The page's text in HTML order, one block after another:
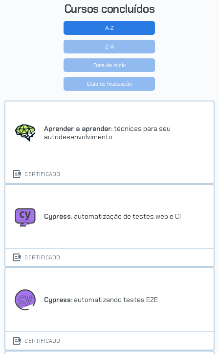
Cursos concluídos
A-Z
Z-A
Data de início
Data de finalização
Aprender a aprender:técnicas para seu
autodesenvolvimento
CERTIFICADO
Cypress: automatização de testes web e CI
CERTIFICADO
Cypress: automatizando testes E2E
CERTIFICADO